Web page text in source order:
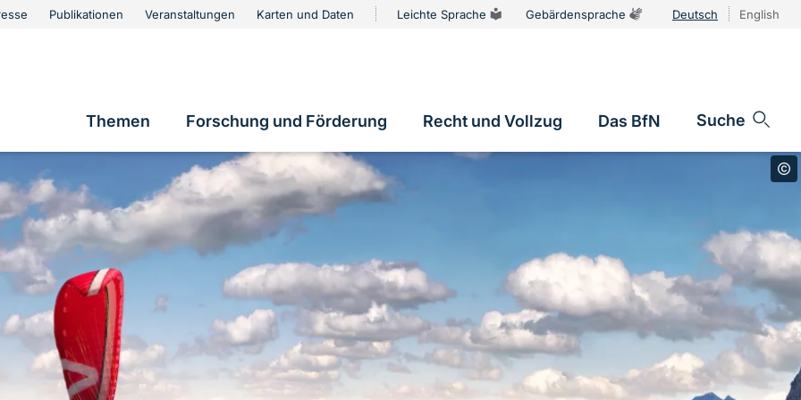
Publikationen Veranstaltungen Karten und Daten Leichte Sprache Gebärdensprache Deutsch English
Hauptnavigation
Themen Forschung und Förderung Recht und Vollzug Das BfN Suche